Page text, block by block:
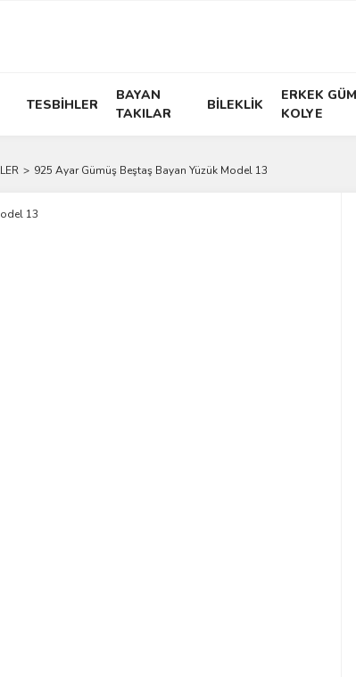
TESBİHLER
BAYAN
TAKILAR
BİLEKLİK
ERKEK
KOLYE
925 Ayar Gümüş Beştaş Bayan Yüzük Model 13